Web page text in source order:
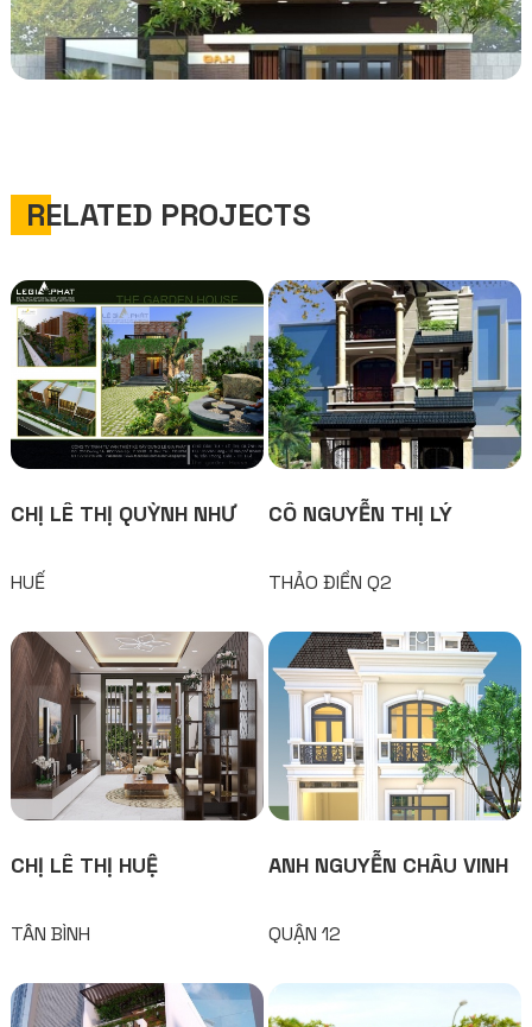
RELATED PROJECTS
CHỊ LÊ THỊ QUỲNH NHƯ
HUẾ
CÔ NGUYỄN THỊ LÝ
THẢO ĐIỀN Q2
CHỊ LÊ THỊ HUỆ
TÂN BÌNH
ANH NGUYỄN CHÂU VINH
QUẬN 12